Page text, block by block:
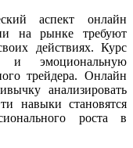
аспект онлайн
на рынке требуют
действиях. Курс
и эмоциональную
трейдера. Онлайн
анализировать
навыки становятся
роста в